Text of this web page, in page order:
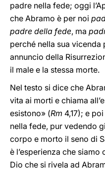
padre nella fede; oggi
che Abramo è per noi
padre della fede, ma
perché nella sua
annuncio della
il male e la stessa morte.
Nel testo si dice che
vita ai morti e chiama
esistono» (Rm 4,17); e
nella fede, pur vedendo
corpo e morto il seno di
è l’esperienza che siamo
Dio che si rivela ad